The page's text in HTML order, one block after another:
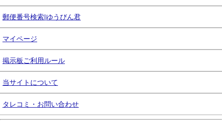
郵便番号検索|ゆうびん君
マイページ
掲示板ご利用ルール
当サイトについて
タレコミ・お問い合わせ